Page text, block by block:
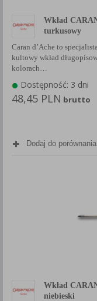
Wkład
turkusowy
Caran d’Ache to
kultowy wkład
kolorach…
Dostępność: 3 dni
48,45 PLN brutto
Dodaj do porównania
Wkład
niebieski